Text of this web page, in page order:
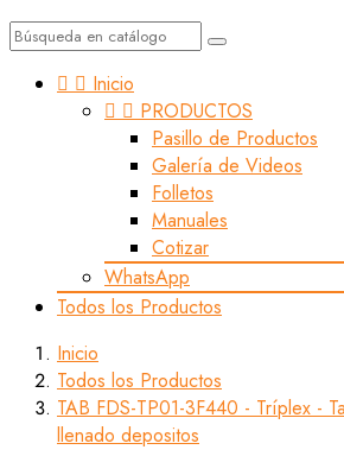
  Inicio
  PRODUCTOS
Pasillo de Productos
Galería de Videos
Folletos
Manuales
Cotizar
WhatsApp
Todos los Productos
Inicio
Todos los Productos
TAB FDS-TP01-3F440 - Tríplex -
llenado depositos